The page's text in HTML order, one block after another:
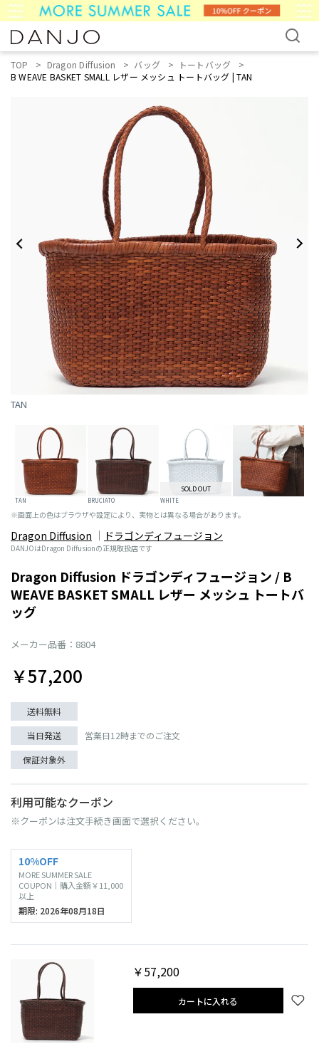
TOP Dragon Diffusion バッグ
トートバッグ
B WEAVE BASKET SMALL レザー メッシュ トートバッグ | TAN
TAN
TAN BRUCIATO
SOLD OUT
WHITE
※画面上の色はブラウザや設定により、実物とは異なる場合があります。
Dragon Diffusion ドラゴンディフュージョン
DANJOはDragon Diffusionの正規取扱店です
Dragon Diffusion ドラゴンディフュージョン / B
WEAVE BASKET SMALL レザー メッシュ トートバ
ッグ
メーカー品番：8804
￥57,200
送料無料
当日発送
営業日12時までのご注文
保証対象外
利用可能なクーポン
※クーポンは注文手続き画面で選択ください。
10%OFF
MORE SUMMER SALE
COUPON｜購入金額￥11,000
以上
期限: 2026年08月18日
￥57,200
カートに入れる